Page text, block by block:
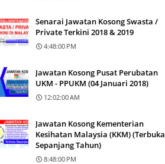
Senarai Jawatan Kosong Swasta /
Private Terkini 2018 & 2019
4:48:00 PM
Jawatan Kosong Pusat Perubatan
UKM - PPUKM (04 Januari 2018)
12:02:00 AM
Jawatan Kosong Kementerian
Kesihatan Malaysia (KKM) (Terbuka
Sepanjang Tahun)
8:48:00 PM